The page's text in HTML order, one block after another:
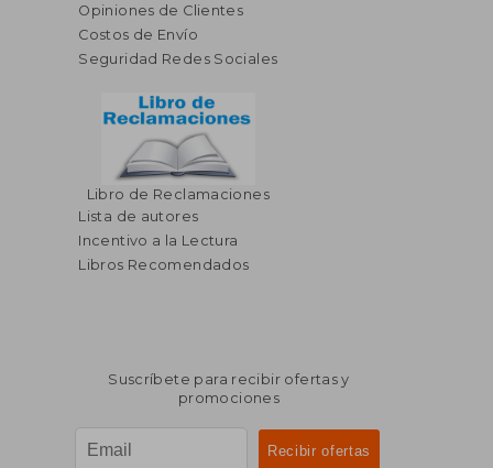
Opiniones de Clientes
Costos de Envío
Seguridad Redes Sociales
Libro de Reclamaciones
Lista de autores
Incentivo a la Lectura
Libros Recomendados
Suscríbete para recibir ofertas y
promociones